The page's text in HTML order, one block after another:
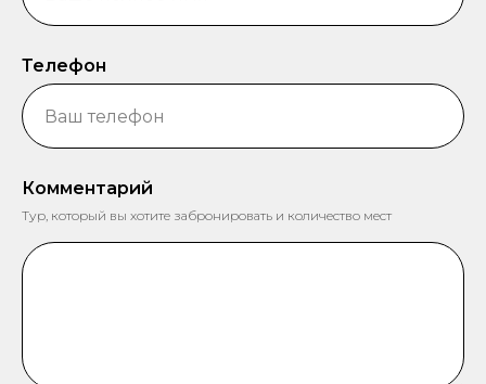
Телефон
Комментарий
Тур, который вы хотите забронировать и количество мест